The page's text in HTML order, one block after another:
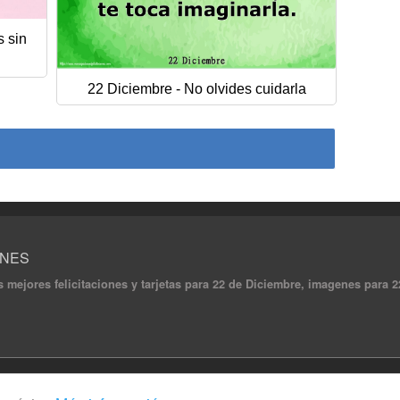
sin
22 Diciembre - No olvides cuidarla
felicitaciones y tarjetas para 22 de Diciembre, imagenes para